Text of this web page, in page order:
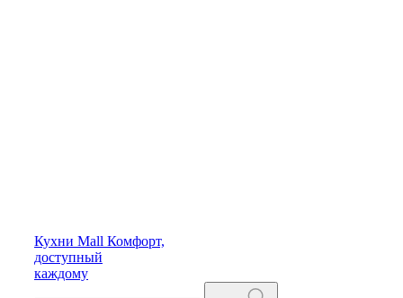
Кухни Mall Комфорт,
доступный
каждому